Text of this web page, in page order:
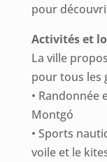
pour
Activités et
La ville
pour tous les
• Randonnée
Montgó
• Sports
voile et le